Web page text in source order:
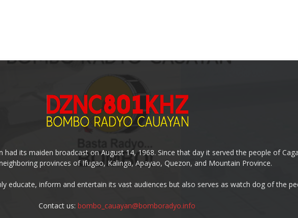
had its maiden broadcast on August 14, 1968. Since that day it served the people of
provinces of Ifugao, Kalinga, Apayao, Quezon, and Mountain Province.
educate, inform and entertain its vast audiences but also serves as watch dog of the
Contact us:bombo_cauayan@bomboradyo.info